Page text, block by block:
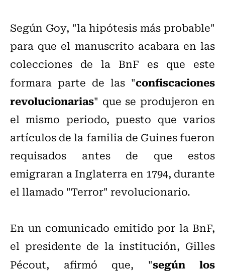
Según Goy, "la hipótesis más probable"
para que el manuscrito acabara en las
colecciones de la BnF es que este
formara parte de las "confiscaciones
revolucionarias" que se produjeron en
el mismo periodo, puesto que varios
artículos de la familia de Guines fueron
requisados antes de que estos
emigraran a Inglaterra en 1794, durante
el llamado "Terror" revolucionario.
En un comunicado emitido por la BnF,
el presidente de la institución, Gilles
Pécout, afirmó que, "según los